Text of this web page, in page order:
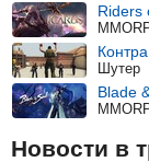
Riders
Шутер
Blade
Новости в